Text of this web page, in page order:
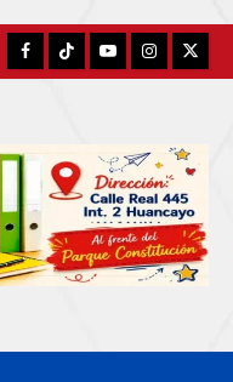
FacebookTikTokYouTubeInstagram
X